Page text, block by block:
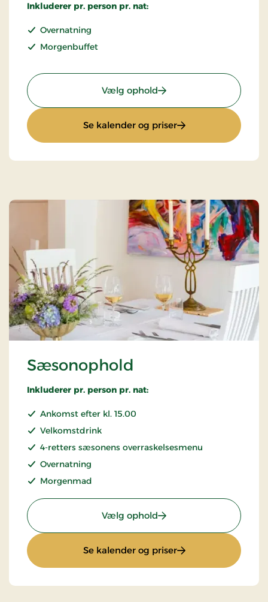
Inkluderer pr. person pr. nat:
Overnatning
Morgenbuffet
Vælg ophold: Standardpris
Se kalender og priser: Standardpris
Sæsonophold
Inkluderer pr. person pr. nat:
Ankomst efter kl. 15.00
Velkomstdrink
4-retters sæsonens overraskelsesmenu
Overnatning
Morgenmad
Vælg ophold: Sæsonophold
Se kalender og priser: Sæsonophold